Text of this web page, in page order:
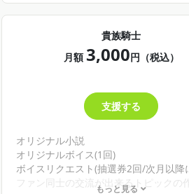
貴族騎士
月額 3,000円（税込）
支援する
オリジナル小説
オリジナルボイス(1回)
ボイスリクエスト(抽選券2回/次月以降
ファン同士の交流が出来るトピックの
もっと見る